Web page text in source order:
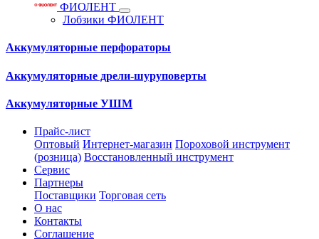
ФИОЛЕНТ
Лобзики ФИОЛЕНТ
Аккумуляторные перфораторы
Аккумуляторные дрели-шуруповерты
Аккумуляторные УШМ
Прайс-лист
Оптовый Интернет-магазин Пороховой инструмент
(розница) Восстановленный инструмент
Сервис
Партнеры
Поставщики Торговая сеть
О нас
Контакты
Соглашение